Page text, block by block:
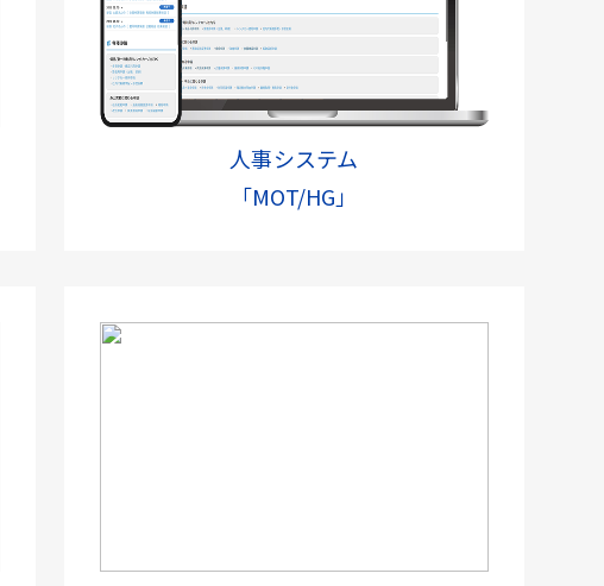
人事システム
「MOT/HG」